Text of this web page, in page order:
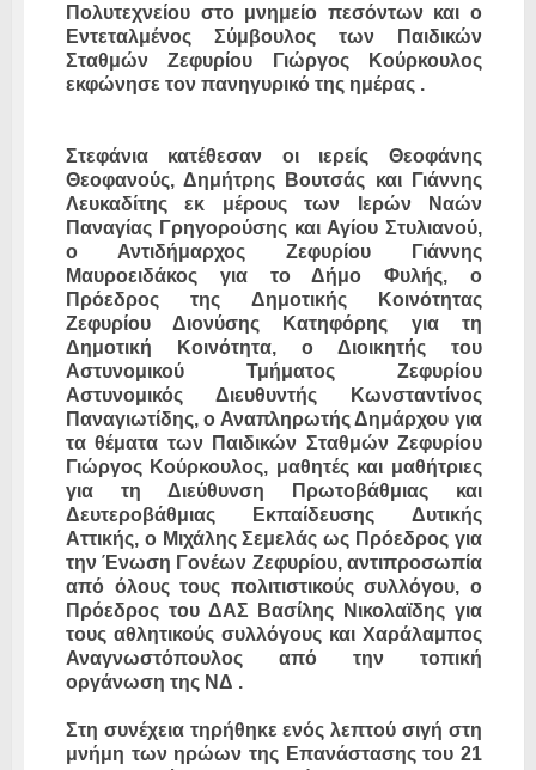
Πολυτεχνείου στο μνημείο πεσόντων και ο
Εντεταλμένος Σύμβουλος των Παιδικών
Σταθμών Ζεφυρίου Γιώργος Κούρκουλος
εκφώνησε τον πανηγυρικό της ημέρας .
Στεφάνια κατέθεσαν οι ιερείς Θεοφάνης
Θεοφανούς, Δημήτρης Βουτσάς και Γιάννης
Λευκαδίτης εκ μέρους των Ιερών Ναών
Παναγίας Γρηγορούσης και Αγίου Στυλιανού,
ο Αντιδήμαρχος Ζεφυρίου Γιάννης
Μαυροειδάκος για το Δήμο Φυλής, ο
Πρόεδρος της Δημοτικής Κοινότητας
Ζεφυρίου Διονύσης Κατηφόρης για τη
Δημοτική Κοινότητα, ο Διοικητής του
Αστυνομικού Τμήματος Ζεφυρίου
Αστυνομικός Διευθυντής Κωνσταντίνος
Παναγιωτίδης, ο Αναπληρωτής Δημάρχου για
τα θέματα των Παιδικών Σταθμών Ζεφυρίου
Γιώργος Κούρκουλος, μαθητές και μαθήτριες
για τη Διεύθυνση Πρωτοβάθμιας και
Δευτεροβάθμιας Εκπαίδευσης Δυτικής
Αττικής, ο Μιχάλης Σεμελάς ως Πρόεδρος για
την Ένωση Γονέων Ζεφυρίου, αντιπροσωπία
από όλους τους πολιτιστικούς συλλόγου, ο
Πρόεδρος του ΔΑΣ Βασίλης Νικολαϊδης για
τους αθλητικούς συλλόγους και Χαράλαμπος
Αναγνωστόπουλος από την τοπική
οργάνωση της ΝΔ .
Στη συνέχεια τηρήθηκε ενός λεπτού σιγή στη
μνήμη των ηρώων της Επανάστασης του 21